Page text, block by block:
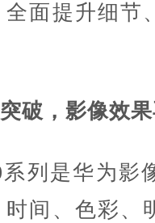
面提升细节
，影像效果
列是华为影
间、色彩、